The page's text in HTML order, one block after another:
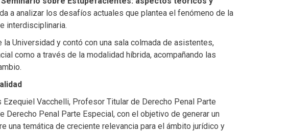
a analizar los desafíos actuales que plantea el fenómeno de la
interdisciplinaria.
Universidad y contó con una sala colmada de asistentes,
como a través de la modalidad híbrida, acompañando las
Vacchelli, Profesor Titular de Derecho Penal Parte
Derecho Penal Parte Especial, con el objetivo de generar un
una temática de creciente relevancia para el ámbito jurídico y